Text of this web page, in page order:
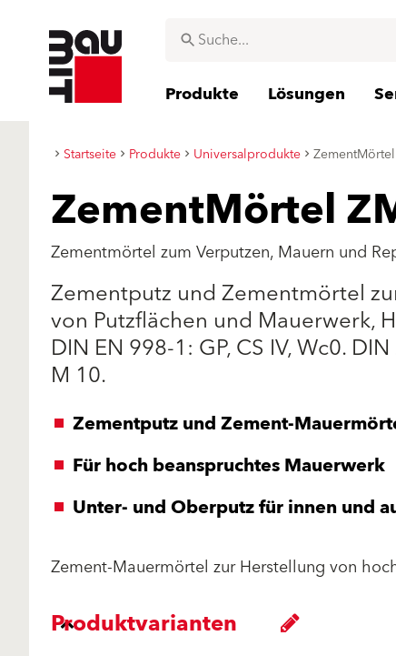
Produkte Lösungen
Startseite Produkte Universalprodukte
ZementMörtel
Zementmörtel zum Verputzen, Mauern und
Zementputz und Zementmörtel
von Putzflächen und Mauerwerk,
DIN EN 998-1: GP, CS IV, Wc0.
M 10.
Zementputz und Zement-
Für hoch beanspruchtes Mauerwerk
Unter- und Oberputz für innen und
Zement-Mauermörtel zur Herstellung von
Produktvarianten